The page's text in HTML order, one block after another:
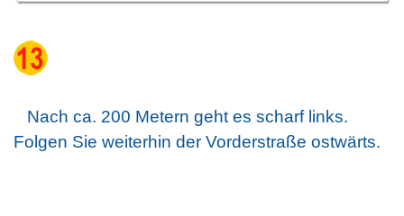
Nach ca. 200 Metern geht es scharf links.
Folgen Sie weiterhin der Vorderstraße ostwärts.